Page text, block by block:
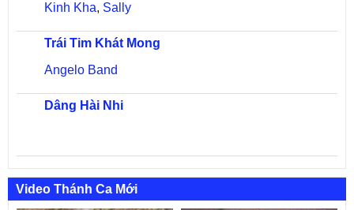
Kinh Kha, Sally
Trái Tim Khát Mong
Angelo Band
Dâng Hài Nhi
Video Thánh Ca Mới